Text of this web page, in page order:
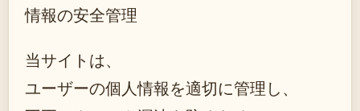
情報の安全管理
当サイトは、
ユーザーの個人情報を適切に管理し、